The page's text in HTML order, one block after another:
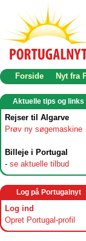
Forside Nyt fra
Aktuelle tips og links
Rejser til Algarve
Prøv ny søgemaskine
Billeje i Portugal
- se aktuelle tilbud
Log på Portugalnyt
Log ind
Opret Portugal-profil